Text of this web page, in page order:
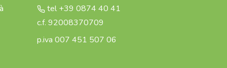
tel +39 0874 40 41
c.f. 92008370709
p.iva 007 451 507 06